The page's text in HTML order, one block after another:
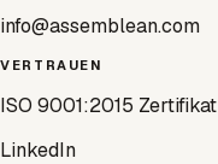
info@assemblean.com
VERTRAUEN
ISO 9001:2015 Zertifikat
LinkedIn